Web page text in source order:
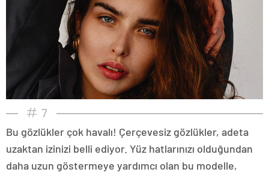
7
Bu gözlükler çok havalı! Çerçevesiz gözlükler, adeta
uzaktan izinizi belli ediyor. Yüz hatlarınızı olduğundan
daha uzun göstermeye yardımcı olan bu modelle,